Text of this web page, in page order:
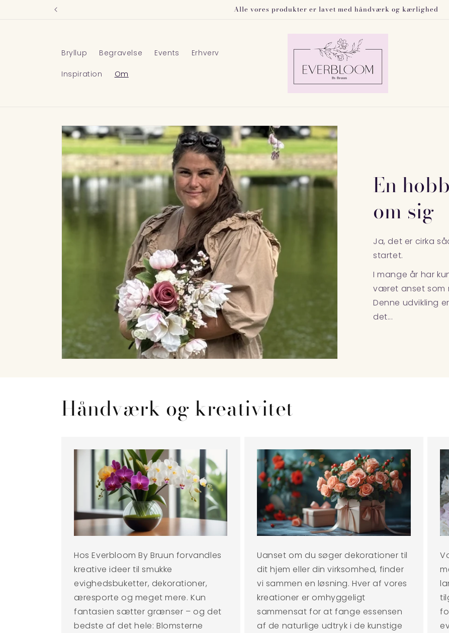
Alle vores produkter er lavet med håndværk og kærlighed
Bryllup Begravelse Events Erhverv
Inspiration Om
En
om sig
Ja, det er cirka
startet.
I mange år har
været anset som
Denne udvikling
det...
Håndværk og kreativitet
Hos Everbloom By Bruun forvandles
kreative ideer til smukke
evighedsbuketter, dekorationer,
æresporte og meget mere. Kun
fantasien sætter grænser – og det
bedste af det hele: Blomsterne
Uanset om du søger dekorationer til
dit hjem eller din virksomhed, finder
vi sammen en løsning. Hver af vores
kreationer er omhyggeligt
sammensat for at fange essensen
af de naturlige udtryk i de kunstige